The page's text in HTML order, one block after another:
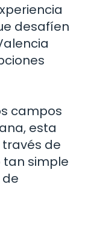
desafíen
campos
esta
de
tan simple